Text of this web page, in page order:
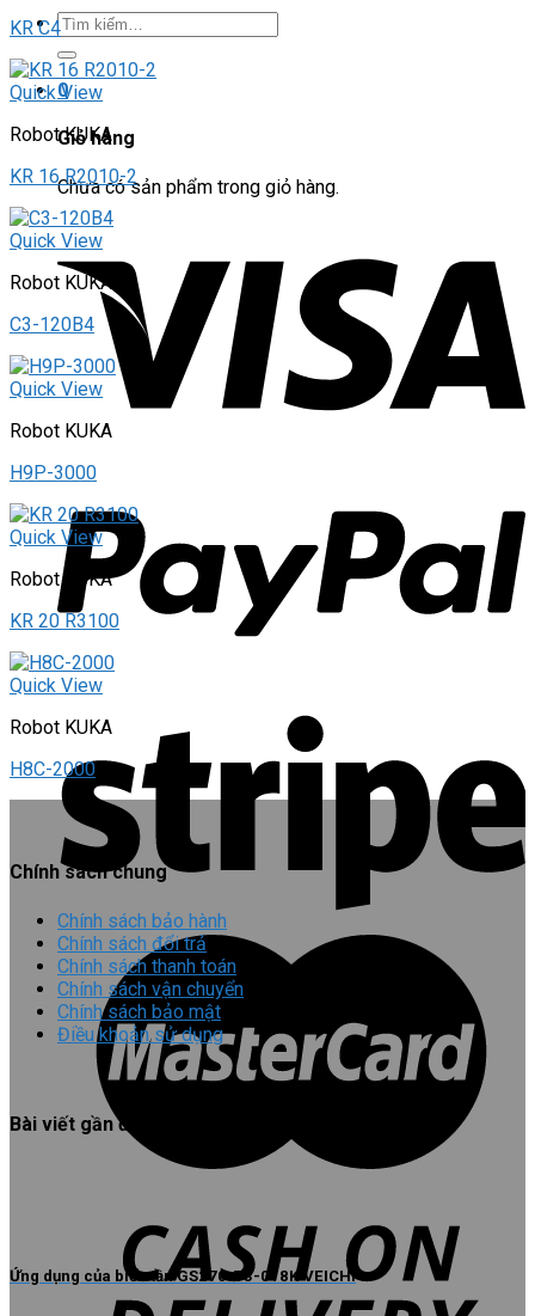
Tìm
kiếm:
0
Giỏ hàng
Chưa có sản phẩm trong giỏ hàng.
KR C4
Quick View
Robot KUKA
KR 16 R2010-2
Quick View
Robot KUKA
C3-120B4
Quick View
Robot KUKA
H9P-3000
Quick View
Robot KUKA
KR 20 R3100
Quick View
Robot KUKA
H8C-2000
Chính sách chung
Chính sách bảo hành
Chính sách đổi trả
Chính sách thanh toán
Chính sách vận chuyển
Chính sách bảo mật
Điều khoản sử dụng
Bài viết gần đây
Ứng dụng của biến tần GS270-T3-018K VEICHI